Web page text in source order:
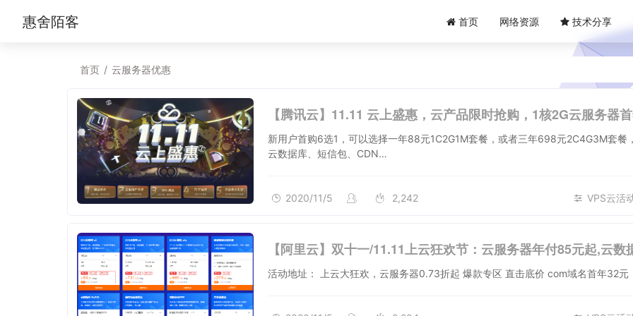
惠舍陌客 首页 网络资源 技术分享
首页 / 云服务器优惠
新用户首购6选1，可以选择一年88元1C2G1M套餐，或者三年698元2C4G3M套餐
云数据库、短信包、CDN…
VPS云活
2020/11/5 2,242
活动地址： 上云大狂欢，云服务器0.73折起 爆款专区 直击底价 com域名首年32元